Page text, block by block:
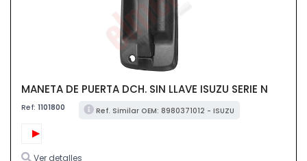
MANETA DE PUERTA DCH. SIN LLAVE ISUZU SERIE N
Ref: 1101800 Ref. Similar OEM: 8980371012 - ISUZU
Ver detalles